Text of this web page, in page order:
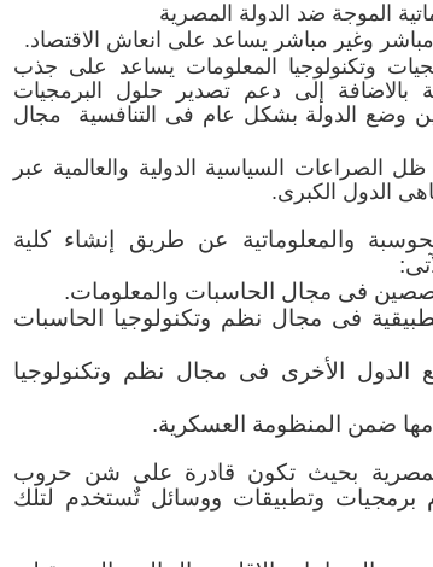
الموجة ضد الدولة المصرية
وغير مباشر يساعد على انعاش الاقتصاد.
وتكنولوجيا المعلومات يساعد على جذب
بالاضافة إلى دعم تصدير حلول البرمجيات
وضع الدولة بشكل عام فى التنافسية مجال
الصراعات السياسية الدولية والعالمية عبر
الدول الكبرى.
والمعلوماتية عن طريق إنشاء كلية
فى مجال الحاسبات والمعلومات.
فى مجال نظم وتكنولوجيا الحاسبات
الدول الأخرى فى مجال نظم وتكنولوجيا
ضمن المنظومة العسكرية.
بحيث تكون قادرة على شن حروب
برمجيات وتطبيقات ووسائل تٌستخدم لتلك
وطلاب الثانوية العامة الراغبين
تركيزهم على دراسة الرياضيات
بالكلية في علوم الحاسبات الأساسية
للخريج فعلي سبيل المثال مجال علوم
والإحصاء وعلوم الحاسب الآلي وكل
للمهنية ومن ثم سيزداد الطلب على
حتى أصحاب الدراسات العامة في علوم
فقد أظهرت كافة النتائج أن هناك تقدم
محلياً وإقليمياً وعالمياً وذلك
في صناعة تكنولوجيا المعلومات
بالمقارنة بنظرائهم.
نجحوا في تثبيت أركانهم مهنياً
والخارجي. وهذا النجاح سينعكس